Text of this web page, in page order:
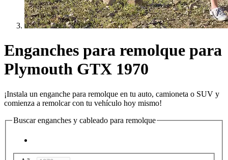
Enganches para remolque para
Plymouth GTX 1970
¡Instala un enganche para remolque en tu auto, camioneta o SUV y
comienza a remolcar con tu vehículo hoy mismo!
Buscar enganches y cableado para remolque